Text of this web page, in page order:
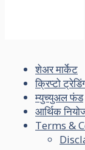
शेअर मार्केट
क्रिप्टो
म्युच्युअल फंड
आर्थिक
Terms &